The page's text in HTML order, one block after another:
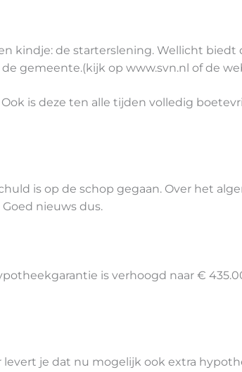
kindje: de starterslening. Wellicht
gemeente.(kijk op www.svn.nl of de
is deze ten alle tijden volledig
is op de schop gegaan. Over het
nieuws dus.
is verhoogd naar €
je dat nu mogelijk ook extra